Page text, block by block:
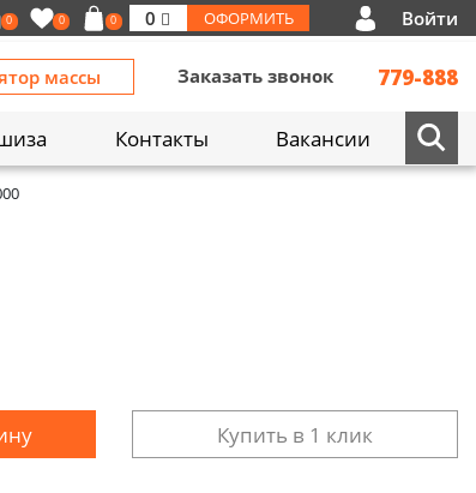
0 0 0 0 ОФОРМИТЬ Войти
массы Заказать звонок 779-888
Контакты Вакансии
Купить в 1 клик